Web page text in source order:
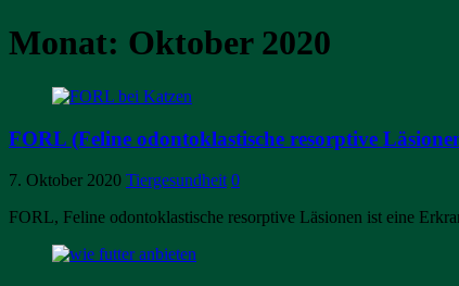
Monat: Oktober 2020
FORL (Feline odontoklastische resorptive
7. Oktober 2020 Tiergesundheit 0
FORL, Feline odontoklastische resorptive Läsionen ist eine